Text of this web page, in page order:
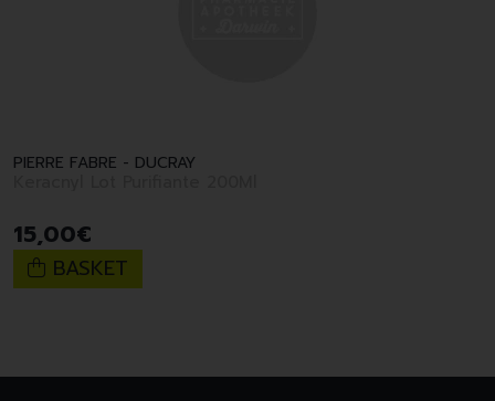
PIERRE FABRE - DUCRAY
15,00€
BASKET